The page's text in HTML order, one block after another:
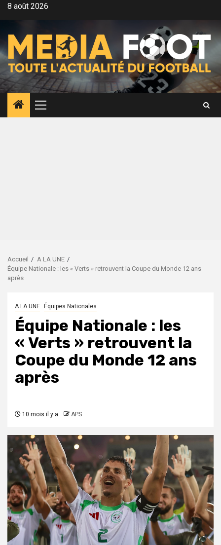
Aller8 août 2026
Menu
principal
Accueil
A LA UNE
Équipe Nationale : les « Verts » retrouvent la Coupe du Monde 12 ans
après
A LA UNE Équipes Nationales
Équipe Nationale : les
« Verts » retrouvent la
Coupe du Monde 12 ans
après
10 mois il y a APS